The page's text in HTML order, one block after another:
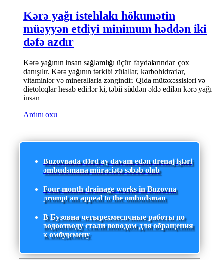
Kərə yağı istehlakı hökumətin
müəyyən etdiyi minimum həddən iki
dəfə azdır
Kərə yağının insan sağlamlığı üçün faydalarından çox
danışılır. Kərə yağının tərkibi zülallar, karbohidratlar,
vitaminlər və minerallarla zəngindir. Qida mütəxəssisləri və
dietoloqlar hesab edirlər ki, təbii süddən əldə edilən kərə yağı
insan...
Ardını oxu
Buzovnada dörd ay davam edən drenaj işləri
ombudsmana müraciətə səbəb olub
Four-month drainage works in Buzovna
prompt an appeal to the ombudsman
В Бузовна четырехмесячные работы по
водоотводу стали поводом для обращения
к омбудсмену